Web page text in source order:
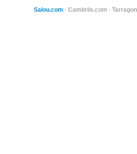
Salou.com · Cambrils.com ·